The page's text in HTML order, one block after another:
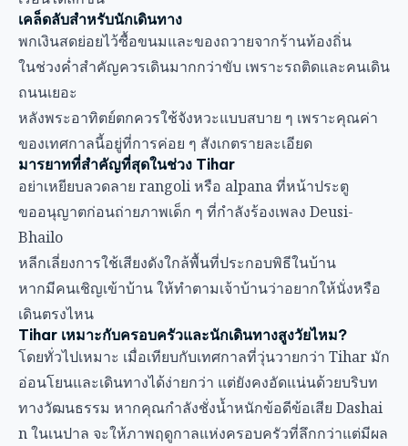
เคล็ดลับสำหรับนักเดินทาง
พกเงินสดย่อยไว้ซื้อขนมและของถวายจากร้านท้องถิ่น
ในช่วงค่ำสำคัญควรเดินมากกว่าขับ เพราะรถติดและคนเดิน
ถนนเยอะ
หลังพระอาทิตย์ตกควรใช้จังหวะแบบสบาย ๆ เพราะคุณค่า
ของเทศกาลนี้อยู่ที่การค่อย ๆ สังเกตรายละเอียด
มารยาทที่สำคัญที่สุดในช่วง Tihar
อย่าเหยียบลวดลาย rangoli หรือ alpana ที่หน้าประตู
ขออนุญาตก่อนถ่ายภาพเด็ก ๆ ที่กำลังร้องเพลง Deusi-
Bhailo
หลีกเลี่ยงการใช้เสียงดังใกล้พื้นที่ประกอบพิธีในบ้าน
หากมีคนเชิญเข้าบ้าน ให้ทำตามเจ้าบ้านว่าอยากให้นั่งหรือ
เดินตรงไหน
Tihar เหมาะกับครอบครัวและนักเดินทางสูงวัยไหม?
โดยทั่วไปเหมาะ เมื่อเทียบกับเทศกาลที่วุ่นวายกว่า Tihar มัก
อ่อนโยนและเดินทางได้ง่ายกว่า แต่ยังคงอัดแน่นด้วยบริบท
ทางวัฒนธรรม หากคุณกำลังชั่งน้ำหนักข้อดีข้อเสีย Dashai
n ในเนปาล จะให้ภาพฤดูกาลแห่งครอบครัวที่ลึกกว่าแต่มีผล